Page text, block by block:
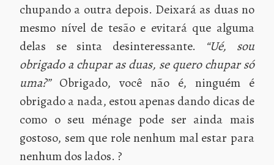
chupando a outra depois. Deixará as duas no
mesmo nível de tesão e evitará que alguma
delas se sinta desinteressante. “Ué, sou
obrigado a chupar as duas, se quero chupar só
uma?” Obrigado, você não é, ninguém é
obrigado a nada, estou apenas dando dicas de
como o seu ménage pode ser ainda mais
gostoso, sem que role nenhum mal estar para
nenhum dos lados. ?